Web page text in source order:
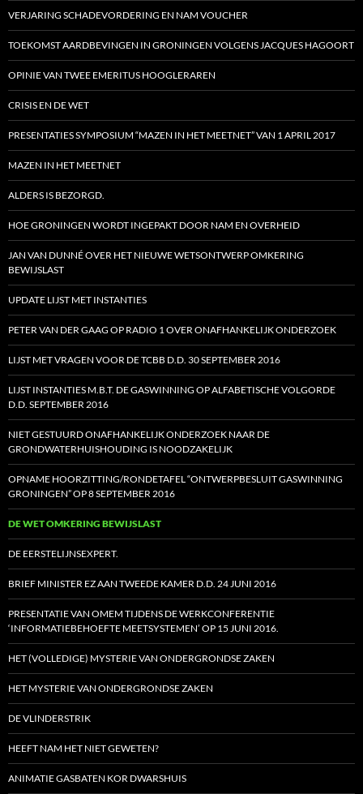
VERJARING SCHADEVORDERING EN NAM VOUCHER
TOEKOMST AARDBEVINGEN IN GRONINGEN VOLGENS JACQUES HAGOORT
OPINIE VAN TWEE EMERITUS HOOGLERAREN
CRISIS EN DE WET
PRESENTATIES SYMPOSIUM “MAZEN IN HET MEETNET” VAN 1 APRIL 2017
MAZEN IN HET MEETNET
ALDERS IS BEZORGD.
HOE GRONINGEN WORDT INGEPAKT DOOR NAM EN OVERHEID
JAN VAN DUNNÉ OVER HET NIEUWE WETSONTWERP OMKERING
BEWIJSLAST
UPDATE LIJST MET INSTANTIES
PETER VAN DER GAAG OP RADIO 1 OVER ONAFHANKELIJK ONDERZOEK
LIJST MET VRAGEN VOOR DE TCBB D.D. 30 SEPTEMBER 2016
LIJST INSTANTIES M.B.T. DE GASWINNING OP ALFABETISCHE VOLGORDE
D.D. SEPTEMBER 2016
NIET GESTUURD ONAFHANKELIJK ONDERZOEK NAAR DE
GRONDWATERHUISHOUDING IS NOODZAKELIJK
OPNAME HOORZITTING/RONDETAFEL “ONTWERPBESLUIT GASWINNING
GRONINGEN” OP 8 SEPTEMBER 2016
DE WET OMKERING BEWIJSLAST
DE EERSTELIJNSEXPERT.
BRIEF MINISTER EZ AAN TWEEDE KAMER D.D. 24 JUNI 2016
PRESENTATIE VAN OMEM TIJDENS DE WERKCONFERENTIE
‘INFORMATIEBEHOEFTE MEETSYSTEMEN’ OP 15 JUNI 2016.
HET (VOLLEDIGE) MYSTERIE VAN ONDERGRONDSE ZAKEN
HET MYSTERIE VAN ONDERGRONDSE ZAKEN
DE VLINDERSTRIK
HEEFT NAM HET NIET GEWETEN?
ANIMATIE GASBATEN KOR DWARSHUIS